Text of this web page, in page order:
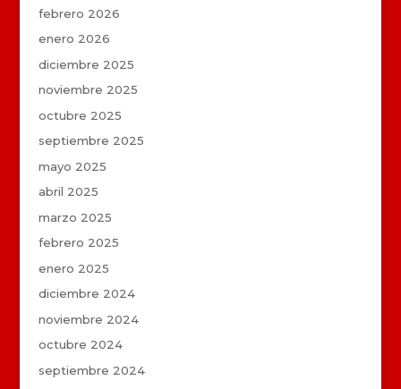
febrero 2026
enero 2026
diciembre 2025
noviembre 2025
octubre 2025
septiembre 2025
mayo 2025
abril 2025
marzo 2025
febrero 2025
enero 2025
diciembre 2024
noviembre 2024
octubre 2024
septiembre 2024